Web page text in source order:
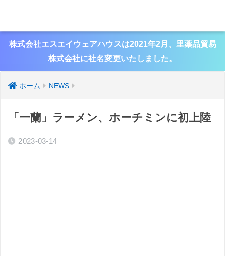
株式会社エスエイウェアハウスは2021年2月、里薬品貿易
株式会社に社名変更いたしました。
ホーム NEWS
「一蘭」ラーメン、ホーチミンに初上陸
2023-03-14